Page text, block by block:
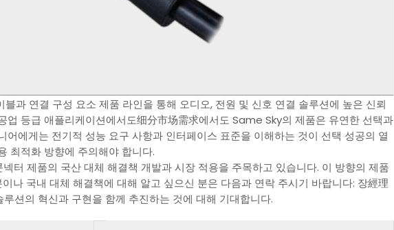
과 연결 구성 요소 제품 라인을 통해 오디오, 전원 및 신호 연결 솔루션에 높은 신뢰
업 등급 애플리케이션에서도细分市场需求에서도 Same Sky의 제품은 유연한 선택과
어에게는 전기적 성능 요구 사항과 인터페이스 표준을 이해하는 것이 선택 성공의 열
최적화 방향에 주의해야 합니다.
터 제품의 국산 대체 해결책 개발과 시장 적용을 주목하고 있습니다. 이 방향의 제품
나 국내 대체 해결책에 대해 알고 싶으신 분은 다음과 연락 주시기 바랍니다: 장經理
루션의 혁신과 구현을 함께 추진하는 것에 대해 기대합니다.